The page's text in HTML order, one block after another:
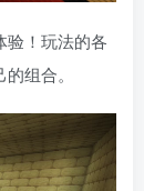
验！玩法的各
组合。